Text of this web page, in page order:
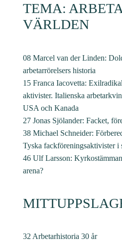
TEMA:
VÄRLDEN
08 Marcel van der Linden:
arbetarrörelsers historia
15 Franca Iacovetta:
aktivister. Italienska
USA och Kanada
27 Jonas Sjölander: Facket,
38 Michael Schneider:
Tyska fackföreningsaktivister i
46 Ulf Larsson:
arena?
32 Arbetarhistoria 30 år